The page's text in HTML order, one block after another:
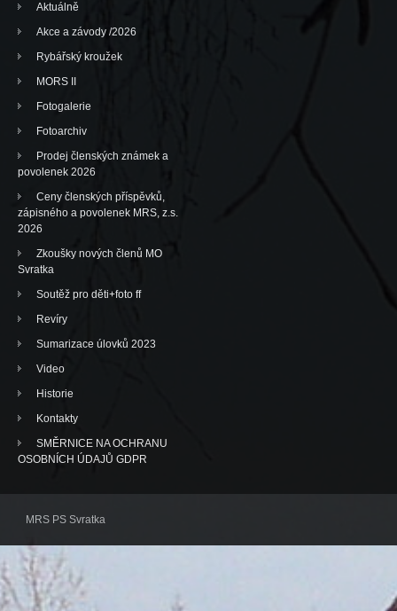
Aktuálně
Akce a závody /2026
Rybářský kroužek
MORS II
Fotogalerie
Fotoarchiv
Prodej členských známek a
povolenek 2026
Ceny členských příspěvků,
zápisného a povolenek MRS, z.s.
2026
Zkoušky nových členů MO
Svratka
Soutěž pro děti+foto ff
Revíry
Sumarizace úlovků 2023
Video
Historie
Kontakty
SMĚRNICE NA OCHRANU
OSOBNÍCH ÚDAJŮ GDPR
MRS PS Svratka